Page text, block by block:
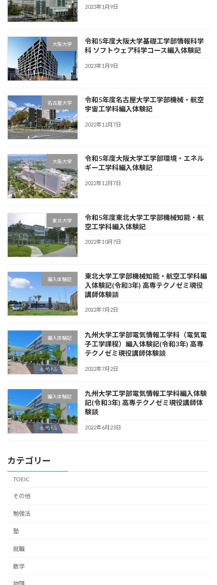
2023年1月9日
大阪大学
令和5年度大阪大学基礎工学部情報科学
科 ソフトウェア科学コース編入体験記
2023年1月9日
名古屋大学
令和5年度名古屋大学工学部機械・航空
宇宙工学科編入体験記
2022年12月7日
大阪大学
令和5年度大阪大学工学部環境・エネル
ギー工学科編入体験記
2022年12月7日
東北大学
令和5年度東北大学工学部機械知能・航
空工学科編入体験記
2022年10月7日
編入体験記
東北大学工学部機械知能・航空工学科編
入体験記(令和3年) 高専テクノゼミ現役
講師体験談
2022年7月2日
編入体験記
九州大学工学部電気情報工学科（電気電
子工学課程）編入体験記(令和3年) 高専
テクノゼミ現役講師体験談
2022年7月2日
編入体験記
九州大学工学部電気情報工学科編入体験
記(令和3年) 高専テクノゼミ現役講師体
験談
2022年6月23日
カテゴリー
TOEIC
その他
勉強法
塾
就職
数学